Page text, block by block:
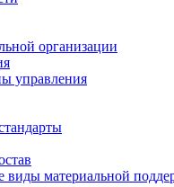
организации
управления
материальной